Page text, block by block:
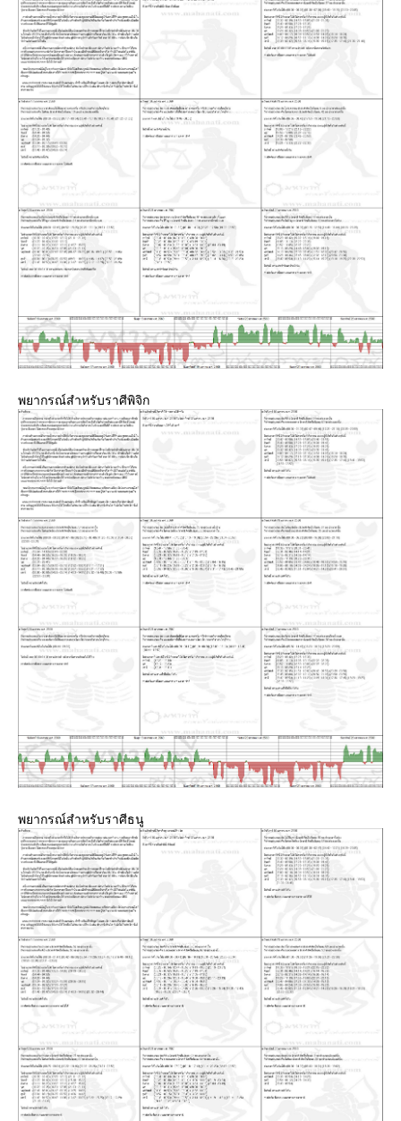
พยากรณ์สำหรับราศีพิจิก
พยากรณ์สำหรับราศีธนู